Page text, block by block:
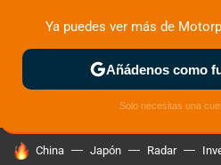
ZONA DE PRUEBAS
HOY SE HABLA DE
China Japón Radar
Ya puedes ver más de
Añádenos como
Solo necesitas una